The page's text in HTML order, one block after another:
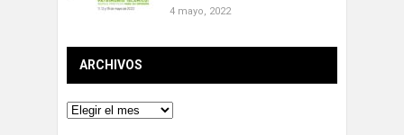
4 mayo, 2022
ARCHIVOS
Archivos